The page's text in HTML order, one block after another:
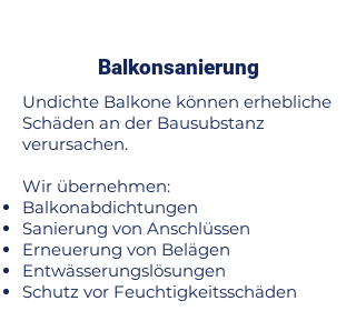
Balkonsanierung
Undichte Balkone können erhebliche
Schäden an der Bausubstanz
verursachen.
Wir übernehmen:
Balkonabdichtungen
Sanierung von Anschlüssen
Erneuerung von Belägen
Entwässerungslösungen
Schutz vor Feuchtigkeitsschäden